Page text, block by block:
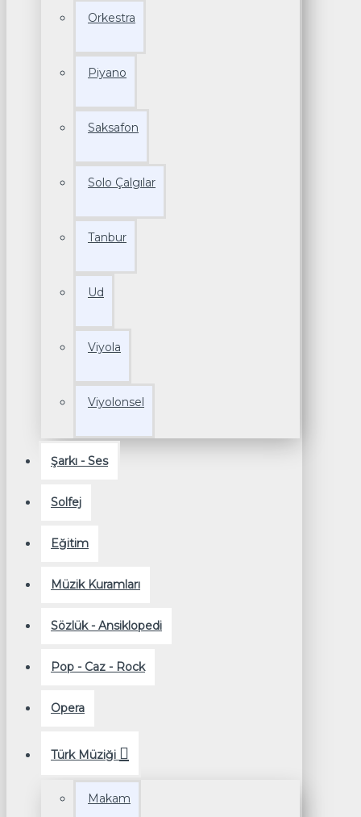
Orkestra
Piyano
Saksafon
Solo Çalgılar
Tanbur
Ud
Viyola
Viyolonsel
Şarkı - Ses
Solfej
Eğitim
Müzik Kuramları
Sözlük - Ansiklopedi
Pop - Caz - Rock
Opera
Türk Müziği
Makam